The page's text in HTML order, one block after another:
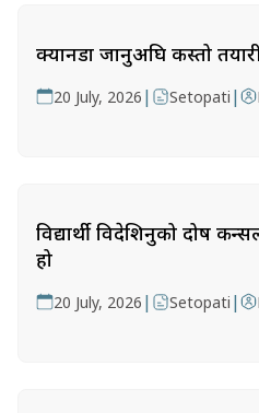
क्यानडा जानुअघि कस्तो
20 July, 2026 | Setopati |
विद्यार्थी विदेशिनुको दोष
हो
20 July, 2026 | Setopati |